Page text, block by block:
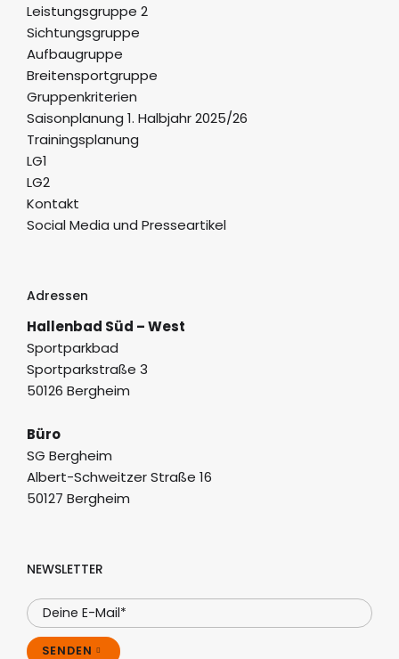
Leistungsgruppe 2
Sichtungsgruppe
Aufbaugruppe
Breitensportgruppe
Gruppenkriterien
Saisonplanung 1. Halbjahr 2025/26
Trainingsplanung
LG1
LG2
Kontakt
Social Media und Presseartikel
Adressen
Hallenbad Süd – West
Sportparkbad
Sportparkstraße 3
50126 Bergheim
Büro
SG Bergheim
Albert-Schweitzer Straße 16
50127 Bergheim
NEWSLETTER
SENDEN